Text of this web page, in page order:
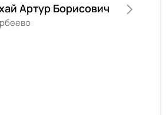
Артур Борисович